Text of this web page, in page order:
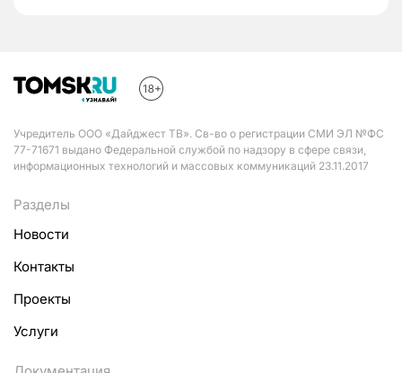
Учредитель ООО «Дайджест ТВ». Св-во о регистрации СМИ ЭЛ №ФС
77-71671 выдано Федеральной службой по надзору в сфере связи,
информационных технологий и массовых коммуникаций 23.11.2017
Разделы
Новости
Контакты
Проекты
Услуги